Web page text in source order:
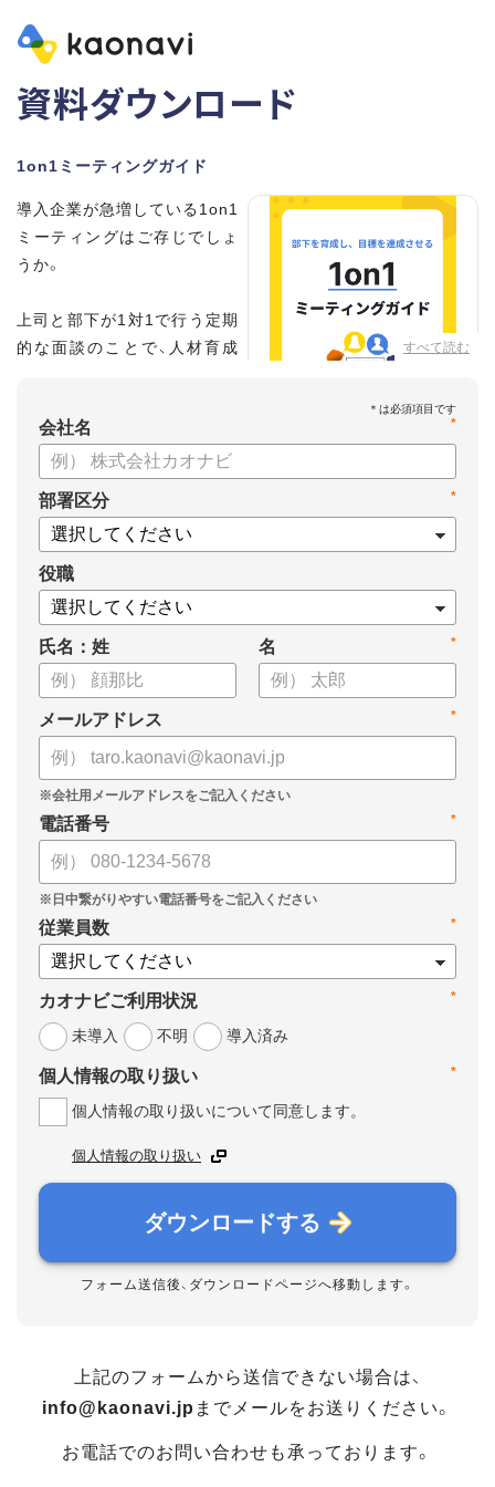
資料ダウンロード
1on1ミーティングガイド
すべて読む
導入企業が急増している1on1
ミーティングはご存じでしょ
うか。
上司と部下が1対1で行う定期
的な面談のことで、人材育成
こちらの資料では、
・1on1とは何か？
・1on1の基本的なやり方
・ 1on1 の基本アジェンダと質問例
についてまとめましたので、ぜひお役立てください。
*
会社名
*
部署区分
役職
氏名：姓 *
名
*
メールアドレス
*
電話番号
*
従業員数
*
カオナビご利用状況
未導入
不明 導入済み
*
個人情報の取り扱い
個人情報の取り扱いについて同意します。
個人情報の取り扱い
ダウンロードする
フォーム送信後、ダウンロードページへ移動します。
上記のフォームから送信できない場合は、
info@kaonavi.jp までメールをお送りください。
お電話でのお問い合わせも承っております。